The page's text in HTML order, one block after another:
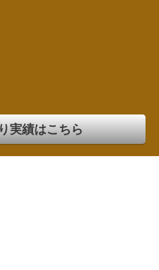
実績はこちら